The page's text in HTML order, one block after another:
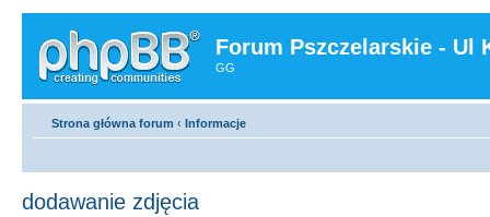
Forum Pszczelarskie - Ul
GG
Strona główna forum ‹ Informacje
dodawanie zdjęcia